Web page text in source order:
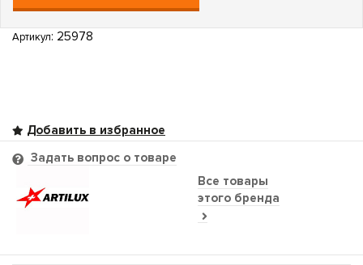
Артикул: 25978
Все товары
этого бренда
Задать вопрос о товаре